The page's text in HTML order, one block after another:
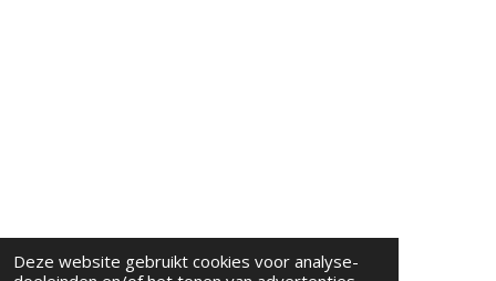
Deze website gebruikt cookies voor analyse-